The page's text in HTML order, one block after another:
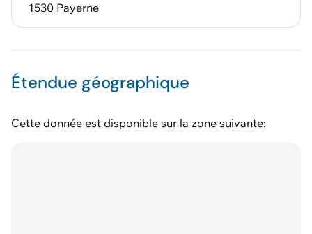
1530 Payerne
Étendue géographique
Cette donnée est disponible sur la zone suivante: